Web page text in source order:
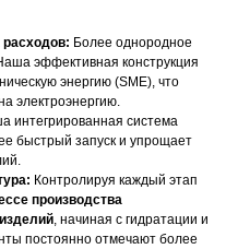
Более однородное
эффективная конструкция
энергию (SME), что
электроэнергию.
интегрированная система
быстрый запуск и упрощает
Контролируя каждый этап
производства
, начиная с гидратации и
постоянно отмечают более